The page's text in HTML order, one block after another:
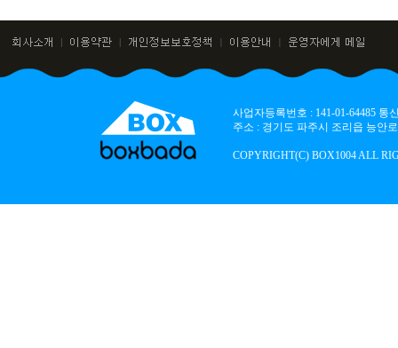
사업자등록번호 : 141-01-64485
주소 : 경기도 파주시 조리읍 능안
COPYRIGHT(C) BOX1004 ALL